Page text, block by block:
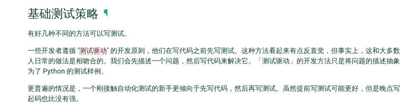
基础测试策略 ¶
有好几种不同的方法可以写测试。
一些开发者遵循 "测试驱动" 的开发原则，他们在写代码之前先写测试。这种方法看起来有点反直觉，但事实上，这和大多数
人日常的做法是相吻合的。我们会先描述一个问题，然后写代码来解决它。「测试驱动」的开发方法只是将问题的描述抽象
为了 Python 的测试样例。
更普遍的情况是，一个刚接触自动化测试的新手更倾向于先写代码，然后再写测试。虽然提前写测试可能更好，但是晚点写
起码也比没有强。